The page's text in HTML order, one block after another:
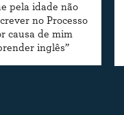
pela idade não
no Processo
causa de mim
inglês”